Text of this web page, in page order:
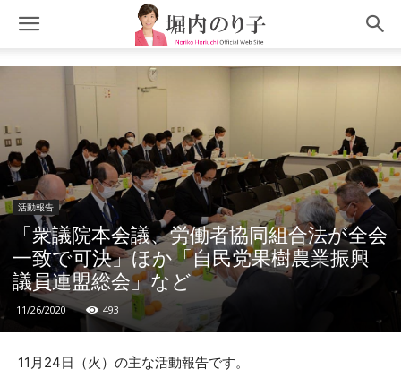
活動報告
「衆議院本会議、労働者協同組合法が全会
一致で可決」ほか「自民党果樹農業振興
議員連盟総会」など
11/26/2020 493
11月24日（火）の主な活動報告です。